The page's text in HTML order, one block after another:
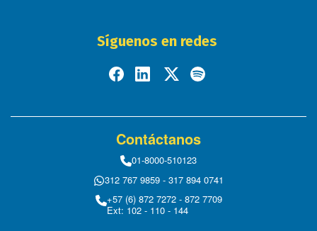
Síguenos en redes
Contáctanos
01-8000-510123
312 767 9859 - 317 894 0741
+57 (6) 872 7272 - 872 7709
Ext: 102 - 110 - 144